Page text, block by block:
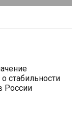
стабильности
России